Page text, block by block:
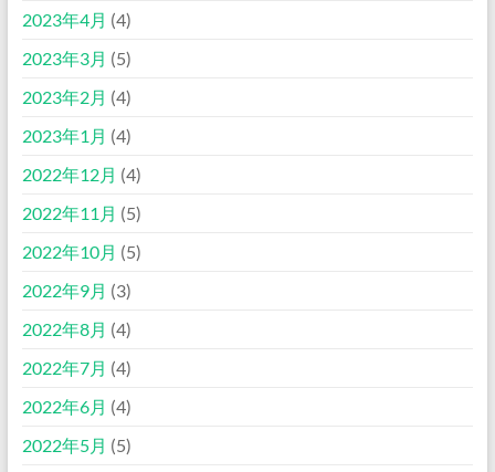
2023年4月 (4)
2023年3月 (5)
2023年2月 (4)
2023年1月 (4)
2022年12月 (4)
2022年11月 (5)
2022年10月 (5)
2022年9月 (3)
2022年8月 (4)
2022年7月 (4)
2022年6月 (4)
2022年5月 (5)